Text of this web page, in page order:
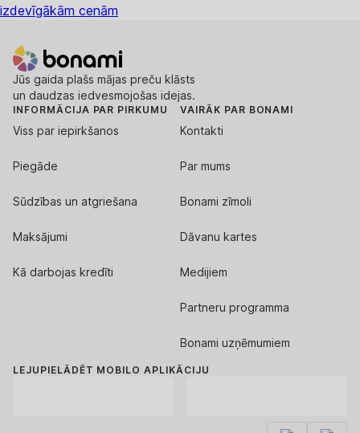
izdevīgākām cenām
Jūs gaida plašs mājas preču klāsts
un daudzas iedvesmojošas idejas.
INFORMĀCIJA PAR PIRKUMU
Viss par iepirkšanos
Piegāde
Sūdzības un atgriešana
Maksājumi
Kā darbojas kredīti
VAIRĀK PAR BONAMI
Kontakti
Par mums
Bonami zīmoli
Dāvanu kartes
Medijiem
Partneru programma
Bonami uzņēmumiem
LEJUPIELĀDĒT MOBILO APLIKĀCIJU